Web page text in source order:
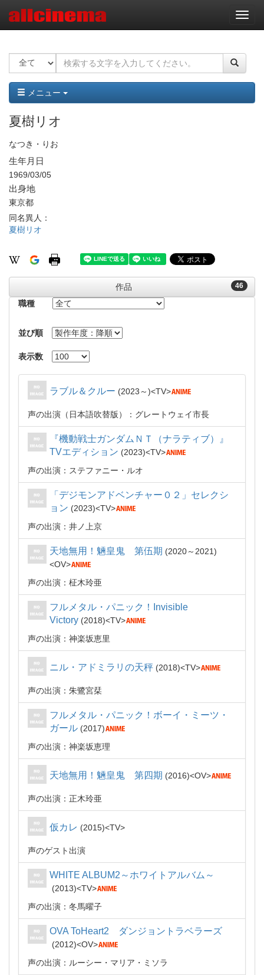
ナ
ビ
ー
ョ
ン
メニュー
夏樹リオ
なつき・りお
生年月日
1969/03/05
出身地
東京都
同名異人：
夏樹リオ
46
作品
職種
並び順
表示数
ラブル＆クルー 2023～ TV
声の出演（日本語吹替版）：グレートウェイ市長
『機動戦士ガンダムＮＴ（ナラティブ）』
TVエディション
2023
TV
声の出演：ステファニー・ルオ
「デジモンアドベンチャー０２」セレクシ
ョン
2023
TV
声の出演：井ノ上京
天地無用！魎皇鬼 第伍期
2020～2021
OV
声の出演：柾木玲亜
フルメタル・パニック！Invisible
Victory
2018
TV
声の出演：神楽坂恵里
ニル・アドミラリの天秤 2018 TV
声の出演：朱鷺宮栞
フルメタル・パニック！ボーイ・ミーツ・
ガール
2017
声の出演：神楽坂恵理
天地無用！魎皇鬼 第四期 2016 OV
声の出演：正木玲亜
仮カレ 2015 TV
声のゲスト出演
WHITE ALBUM2～ホワイトアルバム～
2013
TV
声の出演：冬馬曜子
OVA ToHeart2 ダンジョントラベラーズ
2012
OV
声の出演：ルーシー・マリア・ミソラ